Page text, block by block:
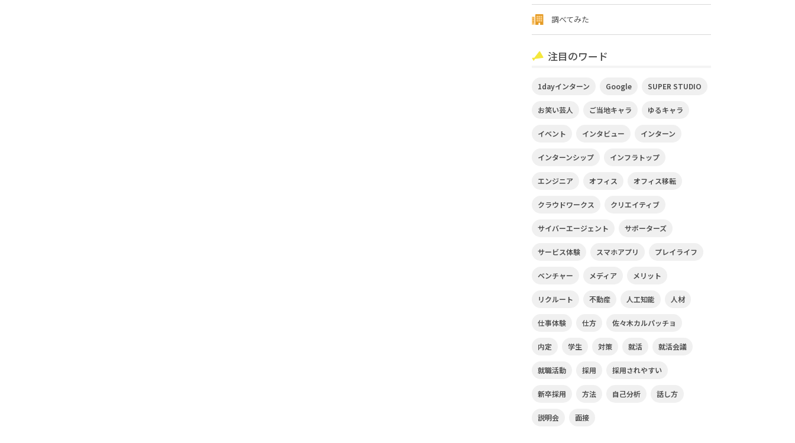
調べてみた
注目のワード
1dayインターン Google SUPER STUDIO
お笑い芸人 ご当地キャラ ゆるキャラ
イベント インタビュー インターン
インターンシップ インフラトップ
エンジニア オフィス オフィス移転
クラウドワークス クリエイティブ
サイバーエージェント サポーターズ
サービス体験 スマホアプリ プレイライフ
ベンチャー メディア メリット
リクルート 不動産 人工知能 人材
仕事体験 仕方 佐々木カルパッチョ
内定 学生 対策 就活 就活会議
就職活動 採用 採用されやすい
新卒採用 方法 自己分析 話し方
説明会 面接